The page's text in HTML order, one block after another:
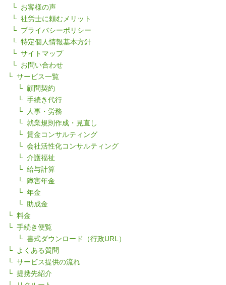
お客様の声
社労士に頼むメリット
プライバシーポリシー
特定個人情報基本方針
サイトマップ
お問い合わせ
サービス一覧
顧問契約
手続き代行
人事・労務
就業規則作成・見直し
賃金コンサルティング
会社活性化コンサルティング
介護福祉
給与計算
障害年金
年金
助成金
料金
手続き便覧
書式ダウンロード（行政URL）
よくある質問
サービス提供の流れ
提携先紹介